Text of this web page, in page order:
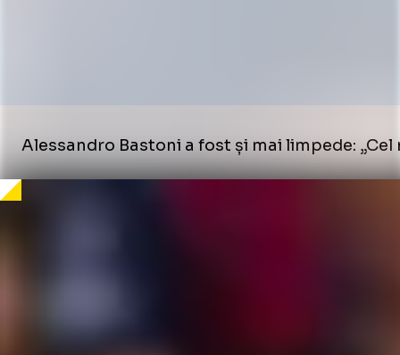
Alessandro Bastoni a fost și mai limpede: „Cel